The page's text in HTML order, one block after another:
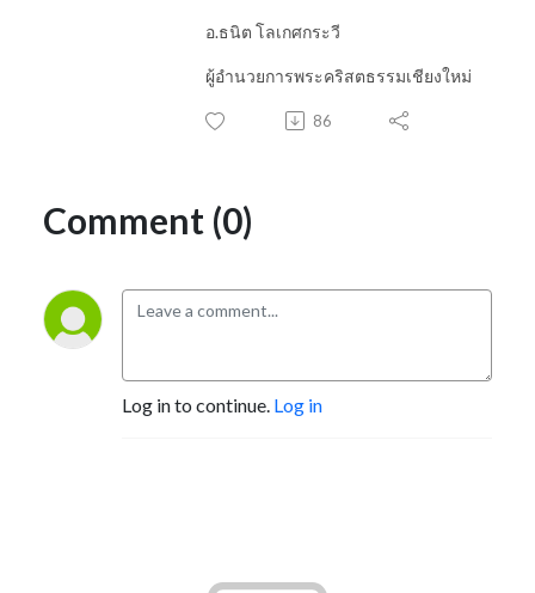
อ.ธนิต โลเกศกระวี
ผู้อำนวยการพระคริสตธรรมเชียงใหม่
86
Comment (0)
Log in to continue. Log in